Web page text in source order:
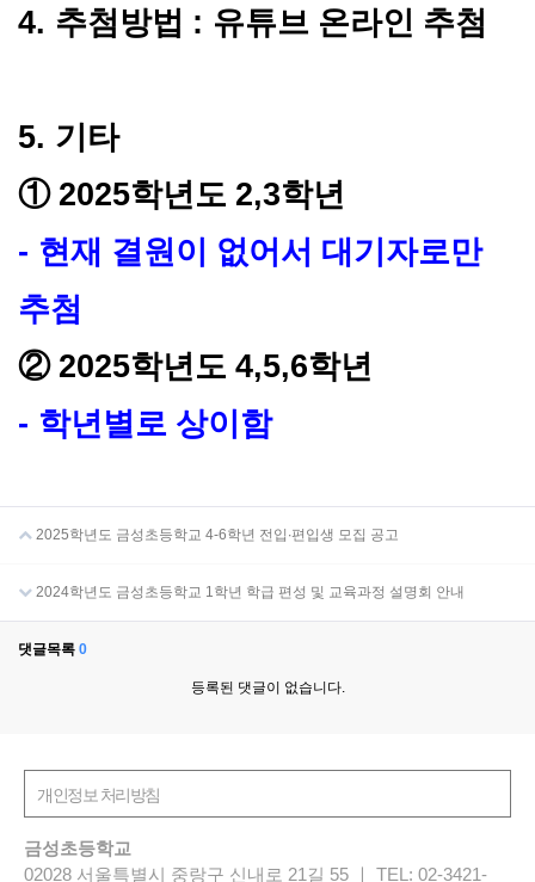
4. 추첨방법 : 유튜브 온라인 추첨
5. 기타
① 2025학년도 2,3학년
- 현재 결원이 없어서 대기자로만
추첨
② 2025학년도 4,5,6학년
- 학년별로 상이함
2025학년도 금성초등학교 4-6학년 전입∙편입생 모집 공고
2024학년도 금성초등학교 1학년 학급 편성 및 교육과정 설명회 안내
댓글목록 0
등록된 댓글이 없습니다.
금성초등학교
02028 서울특별시 중랑구 신내로 21길 55 ㅣ TEL: 02-3421-